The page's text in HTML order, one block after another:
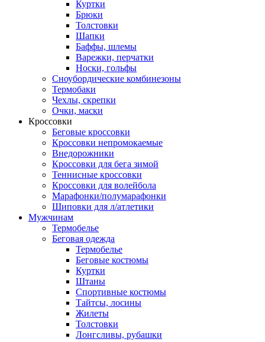
Куртки
Брюки
Толстовки
Шапки
Баффы, шлемы
Варежки, перчатки
Носки, гольфы
Сноубордические комбинезоны
Термобаки
Чехлы, скрепки
Очки, маски
Кроссовки
Беговые кроссовки
Кроссовки непромокаемые
Внедорожники
Кроссовки для бега зимой
Теннисные кроссовки
Кроссовки для волейбола
Марафонки/полумарафонки
Шиповки для л/атлетики
Мужчинам
Термобелье
Беговая одежда
Термобелье
Беговые костюмы
Куртки
Штаны
Спортивные костюмы
Тайтсы, лосины
Жилеты
Толстовки
Лонгсливы, рубашки